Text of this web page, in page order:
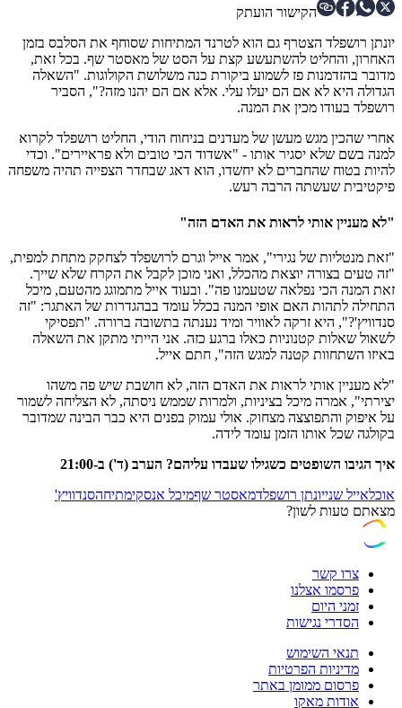
הקישור הועתק
יונתן רושפלד הצטרף גם הוא לטרנד המתיחות שסוחף את הסלבס בזמן
האחרון, והחליט להשתעשע קצת על הסט של מאסטר שף. בכל זאת,
מדובר בהזדמנות פז לשמוע ביקורת כנה משלושת הקולוגות. "השאלה
הגדולה היא לא אם הם יעלו עלי. אלא אם הם יהנו מזה?", הסביר
רושפלד בעודו מכין את המנה.
אחרי שהכין מגש מעשן של מעדנים בניחוח הודי, החליט רושפלד לקרוא
למנה בשם שלא יסגיר אותו - "אשדוד הכי טובים ולא פראיירים". וכדי
להיות בטוח שהחברים לא יחשדו, הוא דאג שבחדר הצפייה תהיה משפחה
פיקטיבית שעשתה הרבה רעש.
"לא מעניין אותי לראות את האדם הזה"
"זאת מנטליות של נגירי", אמר אייל וגרם לרושפלד לצחקק מתחת למפית,
"זה טעים בצורה יוצאת מהכלל, ואני מוכן לקבל את הקרח שלא שייך.
זאת המנה הכי נפלאה שטעמנו פה". ובעוד אייל מתמוגג מהטעם, מיכל
התחילה לתהות האם אופי המנה בכלל עומד בבהגדרות של האתגר: "זה
סנדוויץ'?", היא זרקה לאוויר ומיד נענתה בתשובה ברורה. "תפסיקי
לשאול שאלות קטנוניות כאלו ברגע כזה. אני הייתי מתקן את השאלה
באיזו השתחוות קטנה למגש הזה", חתם אייל.
"לא מעניין אותי לראות את האדם הזה, לא חושבת שיש פה משהו
יצירתי", אמרה מיכל בציניות, ולמרות שממש ניסתה, לא הצליחה לשמור
על איפוק והתפוצצה מצחוק. אולי עמוק בפנים היא כבר הבינה שמדובר
בקולגה שכל אותו הזמן עומד לידה.
איך הגיבו השופטים כשגילו שעבדו עליהם? הערב (ד') ב-21:00
אוכלאייל שנייונתן רושפלדמאסטר שףמיכל אנסקימתיחהסנדוויץ'
מצאתם טעות לשון?
צרו קשר
פרסמו אצלנו
זמני היום
הסדרי נגישות
תנאי השימוש
מדיניות הפרטיות
פרסום ממומן באתר
אודות מאקו